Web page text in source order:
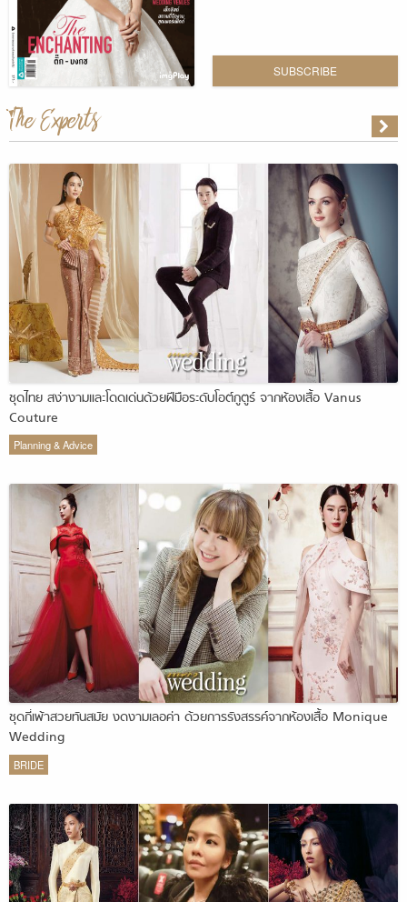
SUBSCRIBE
The Experts
ชุดไทย สง่างามและโดดเด่นด้วยฝีมือระดับโอต์กูตูร์ จากห้องเสื้อ Vanus
Couture
Planning & Advice
ชุดกี่เพ้าสวยทันสมัย งดงามเลอค่า ด้วยการรังสรรค์จากห้องเสื้อ Monique
Wedding
BRIDE